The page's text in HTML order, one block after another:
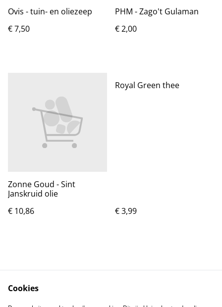
Ovis - tuin- en oliezeep
€ 7,50
PHM - Zago't Gulaman
€ 2,00
Zonne Goud - Sint
Janskruid olie
€ 10,86
Royal Green thee
€ 3,99
Contact Voorwaarden
Cookies